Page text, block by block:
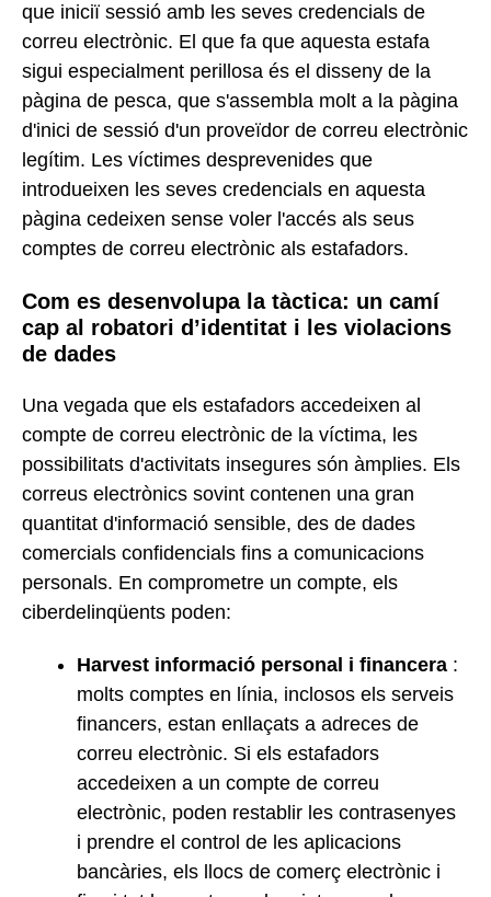
que iniciï sessió amb les seves credencials de
correu electrònic. El que fa que aquesta estafa
sigui especialment perillosa és el disseny de la
pàgina de pesca, que s'assembla molt a la pàgina
d'inici de sessió d'un proveïdor de correu electrònic
legítim. Les víctimes desprevenides que
introdueixen les seves credencials en aquesta
pàgina cedeixen sense voler l'accés als seus
comptes de correu electrònic als estafadors.
Com es desenvolupa la tàctica: un camí
cap al robatori d’identitat i les violacions
de dades
Una vegada que els estafadors accedeixen al
compte de correu electrònic de la víctima, les
possibilitats d'activitats insegures són àmplies. Els
correus electrònics sovint contenen una gran
quantitat d'informació sensible, des de dades
comercials confidencials fins a comunicacions
personals. En comprometre un compte, els
ciberdelinqüents poden:
Harvest informació personal i financera :
molts comptes en línia, inclosos els serveis
financers, estan enllaçats a adreces de
correu electrònic. Si els estafadors
accedeixen a un compte de correu
electrònic, poden restablir les contrasenyes
i prendre el control de les aplicacions
bancàries, els llocs de comerç electrònic i